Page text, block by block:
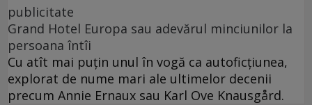
publicitate
Grand Hotel Europa sau adevărul minciunilor la
persoana întîi
Cu atît mai puțin unul în vogă ca autoficțiunea,
explorat de nume mari ale ultimelor decenii
precum Annie Ernaux sau Karl Ove Knausgård.